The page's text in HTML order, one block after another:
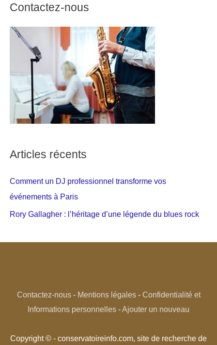
Contactez-nous
Articles récents
Comment un DJ professionnel transforme vos
événements à Paris
Rory Gallagher : l’héritage d’une légende du blues rock
Contactez-nous- Mentions légales- Confidentialité et
Informations personnelles -Ajouter un nouveau
Copyright © - conservatoireinfo.com, site de recherche de